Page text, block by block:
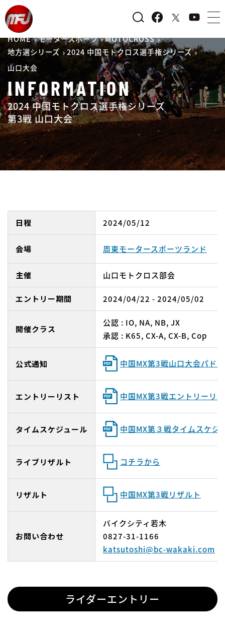
HOME モータースポーツ
MOTOCROSS
地方選シリーズ
2024 中国モトクロス選手権シリーズ
山口大会
INFORMATION
2024 中国モトクロス選手権シリーズ
第3戦 山口大会
日程 2024/05/12
会場 周東モータースポーツランド
主催 山口モトクロス部会
エントリー期間 2024/04/22 - 2024/05/02
開催クラス
公認 : IO, NA, NB, JX
承認 : K65, CX-A, CX-B, Cop
公式通知 中国MX第3戦山口大会パド
エントリーリスト 中国MX第3戦エントリーリ
タイムスケジュール 中国MX第３戦タイムスケジ
ライブリザルト コチラから
リザルト 中国MX第3戦リザルト
お問い合わせ
バイクシティ若木
0827-31-1166
katsutoshi@bc-wakaki.com
ライダーエントリー